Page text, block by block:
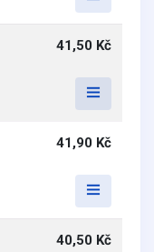
41,50 Kč
41,90 Kč
40,50 Kč